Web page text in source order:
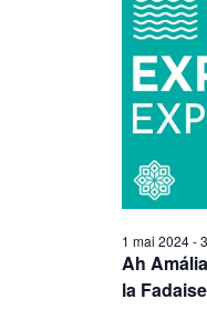
Ah
la
1 mai 2024-